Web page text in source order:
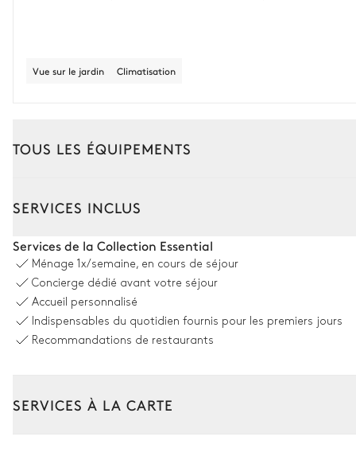
Vue sur le jardin Climatisation
TOUS LES ÉQUIPEMENTS
Table
Piscine
Dimensions : L = 11m, l = 4m, profondeur = 1,1m / 1,6m
SERVICES INCLUS
Services de la Collection Essential
Ménage 1x/semaine, en cours de séjour
Concierge dédié avant votre séjour
Accueil personnalisé
Indispensables du quotidien fournis pour les premiers jours
Recommandations de restaurants
SERVICES À LA CARTE